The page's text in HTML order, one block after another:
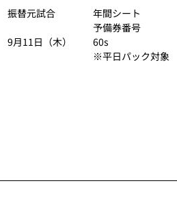
振替元試合
年間シート
予備券番号
9月11日（木）
60s
※平日パック対象